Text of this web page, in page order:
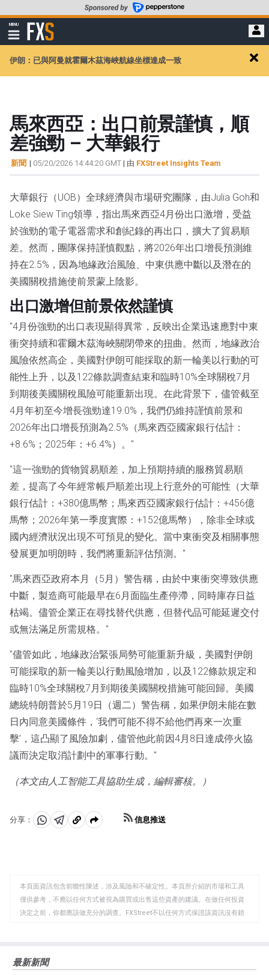
至
要
MENU
顯
示
航
FXStreet
伊朗：已與阿曼就霍爾木茲海峽航線坐標達成一致
alert
馬來西亞：出口前景謹慎，順
差強勁 – 大華銀行
新聞 | 05/20/2026 14:44:20 GMT | 由 FXStreet Insights Team
大華銀行（UOB）全球經濟與市場研究團隊，由Julia Goh和
Loke Siew Ting領導，指出馬來西亞4月份出口激增，受益
於強勁的電子電器需求和創紀錄的再出口，擴大了貿易順
差。然而，團隊保持謹慎觀點，將2026年出口增長預測維
持在2.5%，因為地緣政治風險、中東供應中斷以及潛在的
美國關稅措施使前景蒙上陰影。
出口激增但前景依然謹慎
"4月份強勁的出口表現顯得異常，反映出企業迅速應對中東
衝突持續和霍爾木茲海峽關閉帶來的扭曲。然而，地緣政治
風險依然高企，美國對伊朗可能採取的新一輪美以行動的可
能性上升，以及122條款調查結束和臨時10%全球關稅7月
到期後美國關稅風險可能重新出現。在此背景下，儘管截至
4月年初至今增長強勁達19.0%，我們仍維持謹慎前景和
2026年出口增長預測為2.5%（馬來西亞國家銀行估計：
+8.6%；2025年：+6.4%）。"
"這一強勁的貨物貿易順差，加上預期持續的服務貿易順
差，提高了今年經常帳戶順差出現上行意外的可能性（大華
銀行估計：+380億馬幣；馬來西亞國家銀行估計：+456億
馬幣；2026年第一季度實際：+152億馬幣），除非全球或
國內經濟狀況出現不可預見的變化。當中東衝突及相關事態
發展更加明朗時，我們將重新評估預測。"
"馬來西亞政府本月（5月）警告稱，由於中東衝突導致供應
中斷，製造商可能最早在6月面臨生產停滯，同時庫存日益
枯竭。儘管企業正在尋找替代供應，但替代品可能延遲交付
或無法滿足所需規格。"
"儘管如此，地緣政治緊張局勢可能重新升級，美國對伊朗
可能採取的新一輪美以行動風險增加，以及122條款規定和
臨時10%全球關稅7月到期後美國關稅措施可能回歸。美國
總統特朗普於5月19日（週二）警告稱，如果伊朗未能在數
日內同意美國條件，‘我們可能不得不給他們再來一次重
擊’，這凸顯了風險加劇，儘管他此前因4月8日達成停火協
議而決定取消計劃中的軍事行動。"
（本文由人工智能工具協助生成，編輯審核。）
分享：
分 分 複
板
信息推送
本頁面資訊包含前瞻性陳述，涉及風險和不確定性。本頁所介紹的市場和工具
僅供參考，不應以任何方式被視為購買或出售這些資產的建議。在做任何投資
決定之前，你都應該做充分的調查。FXStreet不以任何方式保證該資訊沒有錯
觀點，並不代表FXStreet或其廣告商的官方政策或立場。作者不對本頁連結的
最新新聞